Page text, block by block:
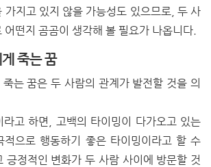
가지고 있지 않을 가능성도 있으므로, 두 사
어떤지 곰곰이 생각해 볼 필요가 나옵니다.
죽는 꿈
는 꿈은 두 사람의 관계가 발전할 것을 의
라고 하면, 고백의 타이밍이 다가오고 있는
적으로 행동하기 좋은 타이밍이라고 할 수
긍정적인 변화가 두 사람 사이에 방문할 것